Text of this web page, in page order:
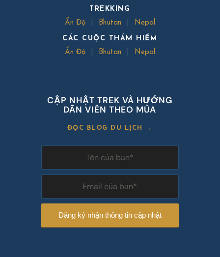
TREKKING
Ấn Độ
Bhutan Nepal
CÁC CUỘC THÁM HIỂM
Ấn Độ
Bhutan Nepal
CẬP NHẬT TREK VÀ HƯỚNG
DẪN VIÊN THEO MÙA
ĐỌC BLOG DU LỊCH →